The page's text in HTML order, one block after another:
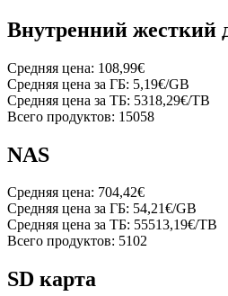
Внутренний жесткий
Средняя цена: 108,99€
Средняя цена за ГБ: 5,19€/GB
Средняя цена за ТБ: 5318,29€/TB
Всего продуктов: 15058
NAS
Средняя цена: 704,42€
Средняя цена за ГБ: 54,21€/GB
Средняя цена за ТБ: 55513,19€/TB
Всего продуктов: 5102
SD карта